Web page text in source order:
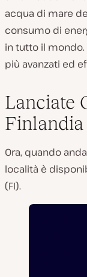
acqua di mare
consumo di
in tutto il
più avanzati ed
Lanciate
Finlandia
Ora, quando
località è
(FI).